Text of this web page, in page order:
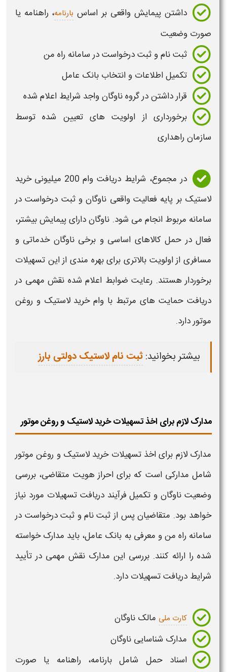
داشتن پیمایش واقعی بر اساس بارنامه، راهنامه یا
صورت وضعیت
ثبت نامو ثبت درخواست در سامانه راه من
تکمیل اطلاعات و انتخاب بانک عامل
قرار داشتن در گروه ناوگان واجد شرایط اعلام شده
برخورداری از اولویت های تعیین شده توسط
سازمان راهداری
در مجموع، شرایط دریافت وام 200 میلیونی
خرید
لاستیک بر پایه فعالیت واقعی ناوگان و ثبت درخواست در
سامانه مربوط انجام می شود. ناوگان دارای پیمایش بیشتر،
فعال در حمل کالاهای اساسی و برخی ناوگان خدماتی و
مسافری از اولویت بالاتری برای بهره مندی از این تسهیلات
برخوردار هستند. رعایت ضوابط اعلام شده نقش مهمی در
دریافت حمایت های مرتبط با وام خرید لاستیک و روغن
موتوردارد.
بیشتر بخوانید:ثبت نام لاستیک دولتی بارز
مدارک لازم برای اخذ تسهیلات خرید لاستیک و روغن موتور
مدارک لازم برای اخذ تسهیلات خرید لاستیک و روغن موتور
شامل مدارکی است که برای احراز هویت متقاضی، بررسی
وضعیت ناوگان و تکمیل فرآیند دریافت تسهیلات مورد نیاز
خواهد بود. متقاضیان پس از ثبت نامو ثبت درخواست در
سامانه راه من و معرفی به بانک عامل، باید مدارک خواسته
شده را ارائه کنند. بررسی این مدارک نقش مهمی در تأیید
شرایط دریافت تسهیلات دارد.
کارت ملی مالک ناوگان
مدارک شناسایی ناوگان
اسناد حمل شامل بارنامه، راهنامه یا صورت